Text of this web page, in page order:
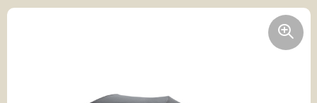
Brievenbuspost
Gefeliciteerd